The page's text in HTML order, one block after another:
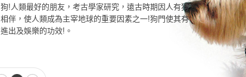
狗!人類最好的朋友，考古學家研究，遠古時期因人有狗
相伴，使人類成為主宰地球的重要因素之一!狗門使其有
進出及娛樂的功效!。